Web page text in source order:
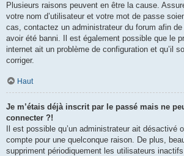
Plusieurs raisons peuvent en être la cause.
votre nom d’utilisateur et votre mot de passe
cas, contactez un administrateur du forum afin
avoir été banni. Il est également possible que le
internet ait un problème de configuration et qu’il
corriger.
Haut
Je m’étais déjà inscrit par le passé mais ne
connecter ?!
Il est possible qu’un administrateur ait désactivé
compte pour une quelconque raison. De plus,
suppriment périodiquement les utilisateurs